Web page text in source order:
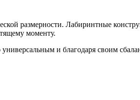
размерности. Лабиринтные
моменту.
и благодаря своим